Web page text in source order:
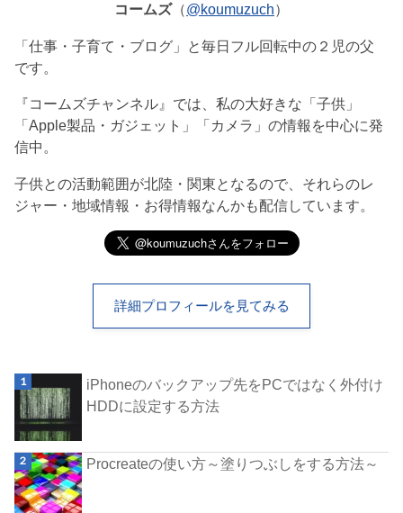
コームズ（@koumuzuch）
「仕事・子育て・ブログ」と毎日フル回転中の２児の父
です。
『コームズチャンネル』では、私の大好きな「子供」
「Apple製品・ガジェット」「カメラ」の情報を中心に発
信中。
子供との活動範囲が北陸・関東となるので、それらのレ
ジャー・地域情報・お得情報なんかも配信しています。
詳細プロフィールを見てみる
iPhoneのバックアップ先をPCではなく外付け
HDDに設定する方法
Procreateの使い方～塗りつぶしをする方法～